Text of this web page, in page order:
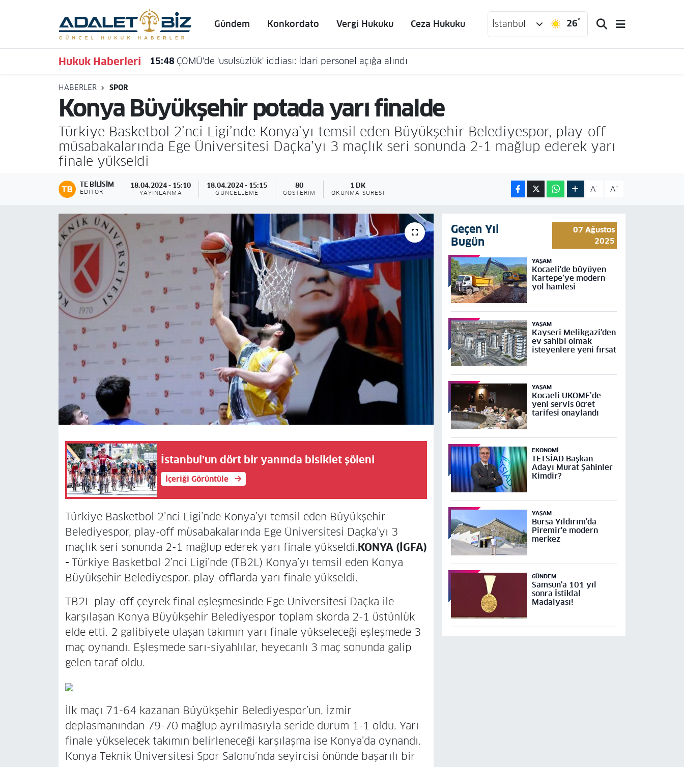
Gündem Konkordato Vergi Hukuku Ceza Hukuku İstanbul 26°
Hukuk Haberleri 15:48 ÇOMÜ'de 'usulsüzlük' iddiası: İdari personel açığa alındı
HABERLER SPOR
Konya Büyükşehir potada yarı finalde
Türkiye Basketbol 2’nci Ligi’nde Konya’yı temsil eden Büyükşehir Belediyespor, play-off
müsabakalarında Ege Üniversitesi Daçka’yı 3 maçlık seri sonunda 2-1 mağlup ederek yarı
finale yükseldi
TE BILISIM
EDITÖR
18.04.2024 - 15:10
YAYINLANMA
18.04.2024 - 15:15
GÜNCELLEME
80
GÖSTERIM
1 DK
OKUNMA SÜRESI A- A+
İstanbul’un dört bir yanında bisiklet şöleni
İçeriği Görüntüle
Türkiye Basketbol 2’nci Ligi’nde Konya’yı temsil eden Büyükşehir
Belediyespor, play-off müsabakalarında Ege Üniversitesi Daçka’yı 3
maçlık seri sonunda 2-1 mağlup ederek yarı finale yükseldi.KONYA (İGFA)
- Türkiye Basketbol 2’nci Ligi’nde (TB2L) Konya’yı temsil eden Konya
Büyükşehir Belediyespor, play-offlarda yarı finale yükseldi.
TB2L play-off çeyrek final eşleşmesinde Ege Üniversitesi Daçka ile
karşılaşan Konya Büyükşehir Belediyespor toplam skorda 2-1 üstünlük
elde etti. 2 galibiyete ulaşan takımın yarı finale yükseleceği eşleşmede 3
maç oynandı. Eşleşmede sarı-siyahlılar, heyecanlı 3 maç sonunda galip
gelen taraf oldu.
İlk maçı 71-64 kazanan Büyükşehir Belediyespor’un, İzmir
deplasmanından 79-70 mağlup ayrılmasıyla seride durum 1-1 oldu. Yarı
finale yükselecek takımın belirleneceği karşılaşma ise Konya’da oynandı.
Konya Teknik Üniversitesi Spor Salonu’nda seyircisi önünde başarılı bir
Geçen Yıl
Bugün
07 Ağustos
2025
YAŞAM
Kocaeli'de büyüyen
Kartepe’ye modern
yol hamlesi
YAŞAM
Kayseri Melikgazi'den
ev sahibi olmak
isteyenlere yeni fırsat
YAŞAM
Kocaeli UKOME’de
yeni servis ücret
tarifesi onaylandı
EKONOMI
TETSİAD Başkan
Adayı Murat Şahinler
Kimdir?
YAŞAM
Bursa Yıldırım'da
Piremir'e modern
merkez
GÜNDEM
Samsun'a 101 yıl
sonra İstiklal
Madalyası!
Hava Durumu
Trafik Durumu
Süper Lig Puan Durumu ve Fikstür
Tüm Manşetler
Son Dakika Haberleri
Haber Arşivi